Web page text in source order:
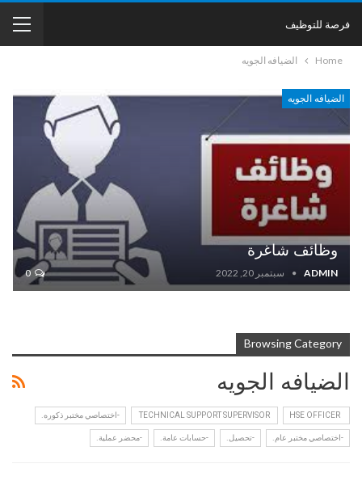
فرصة للتوظيف
Home الضيافه الجويه
الضيافه الجويه
وظائف شاغرة
ADMIN سبتمبر 20, 2022 0
Browsing Category
الضيافه الجويه
-اختصاصي مختبر ذكوره.
-اختصاصي مختبر عام. -تحصيل. -حسابات عامة. -محضر عملية.